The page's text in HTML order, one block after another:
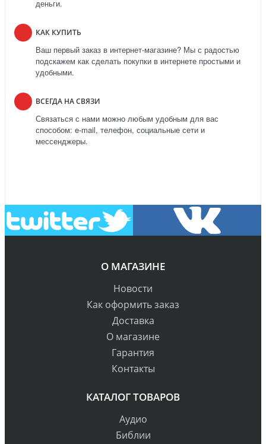
деньги.
КАК КУПИТЬ
Ваш первый заказ в интернет-магазине? Мы с радостью
подскажем как сделать покупки в интернете простыми и
удобными.
ВСЕГДА НА СВЯЗИ
Связаться с нами можно любым удобным для вас
способом: e-mail, телефон, социальные сети и
мессенджеры.
О МАГАЗИНЕ
Новости
Как оформить заказ
Доставка
О магазине
Гарантия
Контакты
КАТАЛОГ ТОВАРОВ
Аудио
Библии